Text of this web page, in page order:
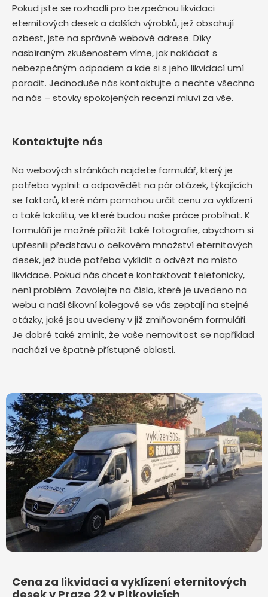
Pokud jste se rozhodli pro bezpečnou likvidaci
eternitových desek a dalších výrobků, jež obsahují
azbest, jste na správné webové adrese. Díky
nasbíraným zkušenostem víme, jak nakládat s
nebezpečným odpadem a kde si s jeho likvidací umí
poradit. Jednoduše nás kontaktujte a nechte všechno
na nás – stovky spokojených recenzí mluví za vše.
Kontaktujte nás
Na webových stránkách najdete formulář, který je
potřeba vyplnit a odpovědět na pár otázek, týkajících
se faktorů, které nám pomohou určit cenu za vyklízení
a také lokalitu, ve které budou naše práce probíhat. K
formuláři je možné přiložit také fotografie, abychom si
upřesnili představu o celkovém množství eternitových
desek, jež bude potřeba vyklidit a odvézt na místo
likvidace. Pokud nás chcete kontaktovat telefonicky,
není problém. Zavolejte na číslo, které je uvedeno na
webu a naši šikovní kolegové se vás zeptají na stejné
otázky, jaké jsou uvedeny v již zmiňovaném formuláři.
Je dobré také zmínit, že vaše nemovitost se například
nachází ve špatně přístupné oblasti.
Cena za likvidaci a vyklízení eternitových